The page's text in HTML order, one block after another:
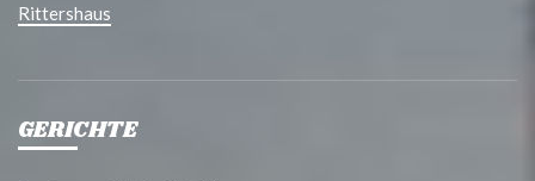
Rittershaus
GERICHTE